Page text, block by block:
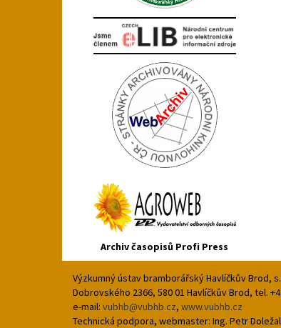
Archiv časopisů Profi Press
Výzkumný ústav bramborářský Havlíčkův Brod,
Dobrovského 2366, 580 01 Havlíčkův Brod, tel.
e-mail: vubhb@vubhb.cz, www.vubhb.cz
Technická podpora, webmaster: Ing. Petr